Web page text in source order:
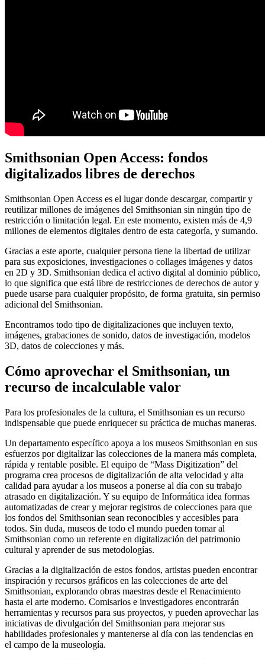
Smithsonian Open Access: fondos
digitalizados libres de derechos
Smithsonian Open Access es el lugar donde descargar, compartir y
reutilizar millones de imágenes del Smithsonian sin ningún tipo de
restricción o limitación legal. En este momento, existen más de 4,9
millones de elementos digitales dentro de esta categoría, y sumando.
Gracias a este aporte, cualquier persona tiene la libertad de utilizar
para sus exposiciones, investigaciones o collages imágenes y datos
en 2D y 3D. Smithsonian dedica el activo digital al dominio público,
lo que significa que está libre de restricciones de derechos de autor y
puede usarse para cualquier propósito, de forma gratuita, sin permiso
adicional del Smithsonian.
Encontramos todo tipo de digitalizaciones que incluyen texto,
imágenes, grabaciones de sonido, datos de investigación, modelos
3D, datos de colecciones y más.
Cómo aprovechar el Smithsonian, un
recurso de incalculable valor
Para los profesionales de la cultura, el Smithsonian es un recurso
indispensable que puede enriquecer su práctica de muchas maneras.
Un departamento específico apoya a los museos Smithsonian en sus
esfuerzos por digitalizar las colecciones de la manera más completa,
rápida y rentable posible. El equipo de “Mass Digitization” del
programa crea procesos de digitalización de alta velocidad y alta
calidad para ayudar a los museos a ponerse al día con su trabajo
atrasado en digitalización. Y su equipo de Informática idea formas
automatizadas de crear y mejorar registros de colecciones para que
los fondos del Smithsonian sean reconocibles y accesibles para
todos. Sin duda, museos de todo el mundo pueden tomar al
Smithsonian como un referente en digitalización del patrimonio
cultural y aprender de sus metodologías.
Gracias a la digitalización de estos fondos, artistas pueden encontrar
inspiración y recursos gráficos en las colecciones de arte del
Smithsonian, explorando obras maestras desde el Renacimiento
hasta el arte moderno. Comisarios e investigadores encontrarán
herramientas y recursos para sus proyectos, y pueden aprovechar las
iniciativas de divulgación del Smithsonian para mejorar sus
habilidades profesionales y mantenerse al día con las tendencias en
el campo de la museología.